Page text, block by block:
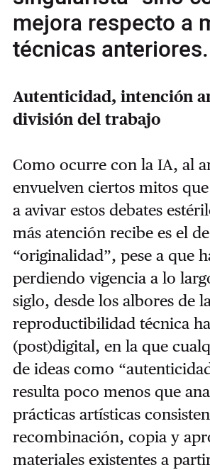
mejora respecto a
técnicas anteriores.
Autenticidad, intención
división del trabajo
Como ocurre con la IA, al
envuelven ciertos mitos
a avivar estos debates
más atención recibe es el
“originalidad”, pese a que
perdiendo vigencia a lo
siglo, desde los albores de
reproductibilidad técnica
(post)digital, en la que
de ideas como
resulta poco menos que
prácticas artísticas
recombinación, copia y
materiales existentes a